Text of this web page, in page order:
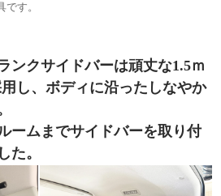
す。
ンクサイドバーは頑丈な1.5ｍ
用し、ボディに沿ったしなやか
ームまでサイドバーを取り付
た。